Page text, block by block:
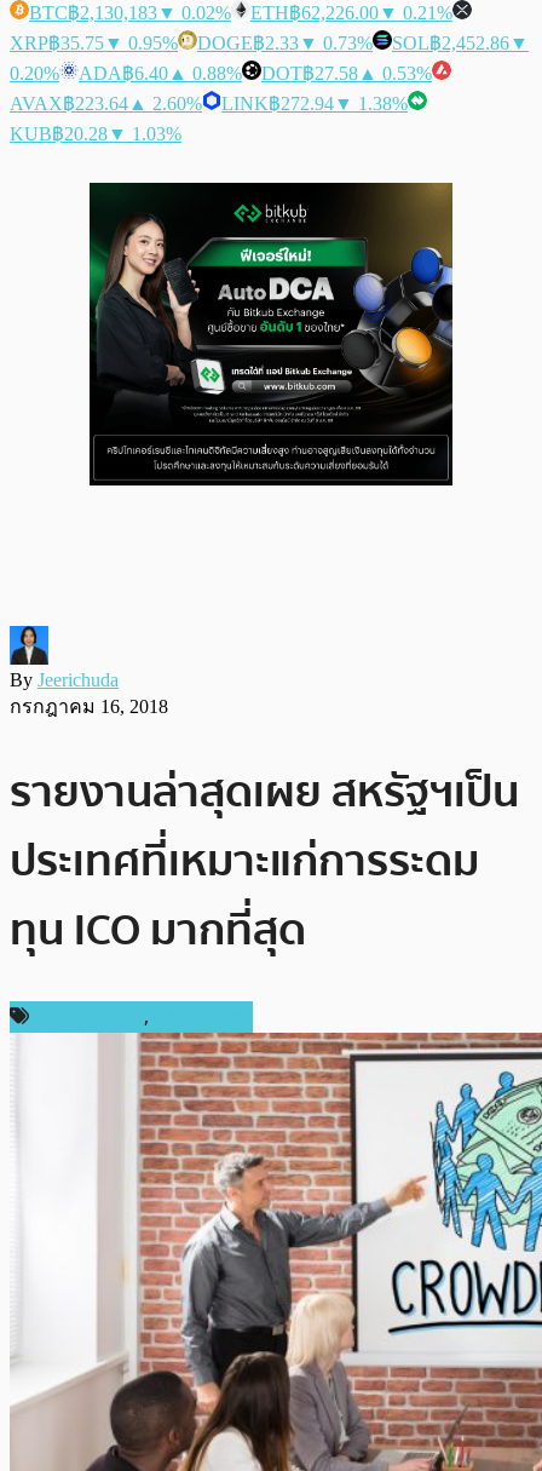
BTC฿2,130,183▼ 0.02% ETH฿62,226.00▼ 0.21%
XRP฿35.75▼ 0.95% DOGE฿2.33▼ 0.73% SOL฿2,452.86▼
0.20%
ADA฿6.40 ▲ 0.88% DOT฿27.58 ▲ 0.53%
AVAX฿223.64 ▲ 2.60% LINK฿272.94▼ 1.38%
KUB฿20.28▼ 1.03%
By Jeerichuda
กรกฎาคม 16, 2018
รายงานล่าสุดเผย สหรัฐฯเป็น
ประเทศที่เหมาะแก่การระดม
ทุน ICO มากที่สุด
,